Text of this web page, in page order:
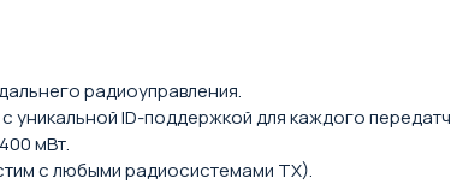
радиоуправления.
уникальной ID-поддержкой для каждого
мВт.
с любыми радиосистемами TX).